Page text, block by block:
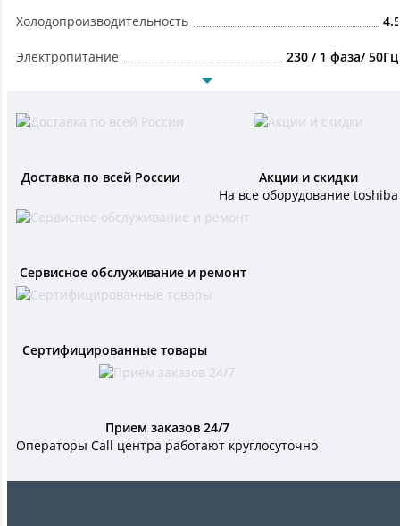
Холодопроизводительность
Электропитание 230 / 1 фаза/ 50Гц
Доставка по всей России
Акции и скидки
На все оборудование toshiba
Сервисное обслуживание и ремонт
Сертифицированные товары
Прием заказов 24/7
Операторы Call центра работают круглосуточно